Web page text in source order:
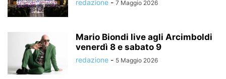
redazione - 7 Maggio 2026
Mario Biondi live agli Arcimboldi
venerdì 8 e sabato 9
redazione - 5 Maggio 2026